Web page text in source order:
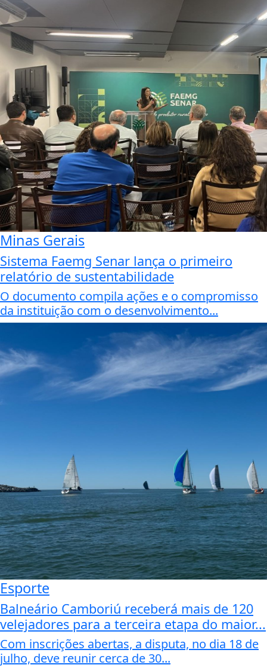
Minas Gerais
Sistema Faemg Senar lança o primeiro
relatório de sustentabilidade
O documento compila ações e o compromisso
da instituição com o desenvolvimento...
Esporte
Balneário Camboriú receberá mais de 120
velejadores para a terceira etapa do maior...
Com inscrições abertas, a disputa, no dia 18 de
julho, deve reunir cerca de 30...